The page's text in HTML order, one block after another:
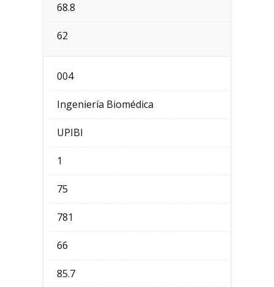
68.8
62
004
Ingeniería Biomédica
UPIBI
1
75
781
66
85.7